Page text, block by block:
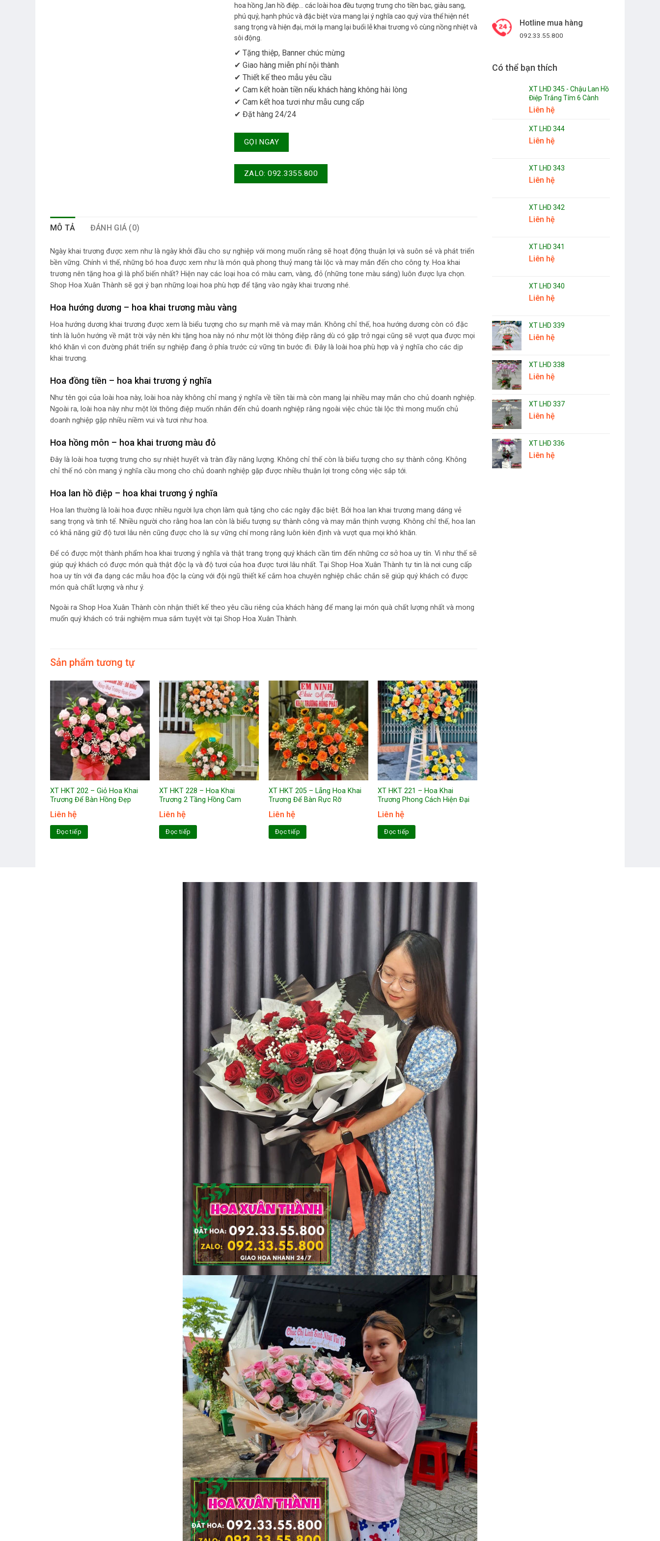
Hotline mua hàng
092.33.55.800
Có thể bạn thích
XT LHD 345 - Chậu Lan Hồ
Điệp Trắng Tím 6 Cành
Liên hệ
XT LHD 344
Liên hệ
XT LHD 343
Liên hệ
XT LHD 342
Liên hệ
XT LHD 341
Liên hệ
XT LHD 340
Liên hệ
XT LHD 339
Liên hệ
XT LHD 338
Liên hệ
XT LHD 337
Liên hệ
XT LHD 336
Liên hệ
hoa hồng ,lan hồ điệp… các loài hoa đều tượng trưng cho tiền bạc, giàu sang,
phú quý, hạnh phúc và đặc biệt vừa mang lại ý nghĩa cao quý vừa thể hiện nét
sang trọng và hiện đại, mới lạ mang lại buổi lễ khai trương vô cùng nồng nhiệt và
sôi động.
✔ Tặng thiệp, Banner chúc mừng
✔ Giao hàng miễn phí nội thành
✔ Thiết kế theo mẫu yêu cầu
✔ Cam kết hoàn tiền nếu khách hàng không hài lòng
✔ Cam kết hoa tươi như mẫu cung cấp
✔ Đặt hàng 24/24
GỌI NGAY
ZALO: 092.3355.800
MÔ TẢ ĐÁNH GIÁ (0)
Ngày khai trương được xem như là ngày khởi đầu cho sự nghiệp với mong muốn rằng sẽ hoạt động thuận lợi và suôn sẻ và phát triển
bền vững. Chính vì thế, những bó hoa được xem như là món quà phong thuỷ mang tài lộc và may mắn đến cho công ty. Hoa khai
trương nên tặng hoa gì là phổ biến nhất? Hiện nay các loại hoa có màu cam, vàng, đỏ (những tone màu sáng) luôn được lựa chọn.
Shop Hoa Xuân Thành sẽ gợi ý bạn những loại hoa phù hợp để tặng vào ngày khai trương nhé.
Hoa hướng dương – hoa khai trương màu vàng
Hoa hướng dương khai trương được xem là biểu tượng cho sự mạnh mẽ và may mắn. Không chỉ thế, hoa hướng dương còn có đặc
tính là luôn hướng về mặt trời vậy nên khi tặng hoa này nó như một lời thông điệp rằng dù có gặp trở ngại cũng sẽ vượt qua được mọi
khó khăn vì con đường phát triển sự nghiệp đang ở phía trước cứ vững tin bước đi. Đây là loài hoa phù hợp và ý nghĩa cho các dịp
khai trương.
Hoa đồng tiền – hoa khai trương ý nghĩa
Như tên gọi của loài hoa này, loài hoa này không chỉ mang ý nghĩa về tiền tài mà còn mang lại nhiều may mắn cho chủ doanh nghiệp.
Ngoài ra, loài hoa này như một lời thông điệp muốn nhắn đến chủ doanh nghiệp rằng ngoài việc chúc tài lộc thì mong muốn chủ
doanh nghiệp gặp nhiều niềm vui và tươi như hoa.
Hoa hồng môn – hoa khai trương màu đỏ
Đây là loài hoa tượng trưng cho sự nhiệt huyết và tràn đầy năng lượng. Không chỉ thế còn là biểu tượng cho sự thành công. Không
chỉ thế nó còn mang ý nghĩa cầu mong cho chủ doanh nghiệp gặp được nhiều thuận lợi trong công việc sắp tới.
Hoa lan hồ điệp – hoa khai trương ý nghĩa
Hoa lan thường là loài hoa được nhiều người lựa chọn làm quà tặng cho các ngày đặc biệt. Bởi hoa lan khai trương mang dáng vẻ
sang trọng và tinh tế. Nhiều người cho rằng hoa lan còn là biểu tượng sự thành công và may mắn thịnh vượng. Không chỉ thế, hoa lan
có khả năng giữ độ tươi lâu nên cũng được cho là sự vững chí mong rằng luôn kiên định và vượt qua mọi khó khăn.
Để có được một thành phẩm hoa khai trương ý nghĩa và thật trang trọng quý khách cần tìm đến những cơ sở hoa uy tín. Vì như thế sẽ
giúp quý khách có được món quà thật độc lạ và độ tươi của hoa được tươi lâu nhất. Tại Shop Hoa Xuân Thành tự tin là nơi cung cấp
hoa uy tín với đa dạng các mẫu hoa độc lạ cùng với đội ngũ thiết kế cắm hoa chuyên nghiệp chắc chắn sẽ giúp quý khách có được
món quà chất lượng và như ý.
Ngoài ra Shop Hoa Xuân Thành còn nhận thiết kế theo yêu cầu riêng của khách hàng để mang lại món quà chất lượng nhất và mong
muốn quý khách có trải nghiệm mua sắm tuyệt vời tại Shop Hoa Xuân Thành.
Sản phẩm tương tự
XT HKT 202 – Giỏ Hoa Khai
Trương Để Bàn Hồng Đẹp
Liên hệ
Đọc tiếp
XT HKT 228 – Hoa Khai
Trương 2 Tầng Hồng Cam
Liên hệ
Đọc tiếp
XT HKT 205 – Lẵng Hoa Khai
Trương Để Bàn Rực Rỡ
Liên hệ
Đọc tiếp
XT HKT 221 – Hoa Khai
Trương Phong Cách Hiện Đại
Liên hệ
Đọc tiếp